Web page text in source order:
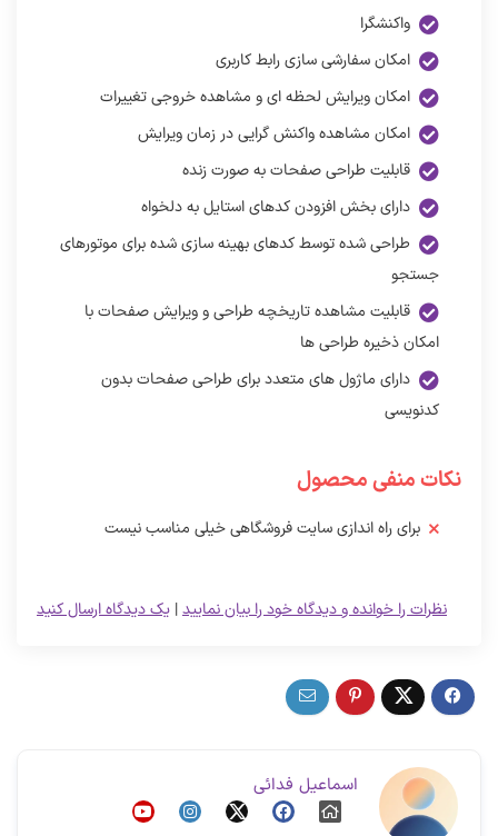
واکنشگرا
امکان سفارشی سازی رابط کاربری
امکان ویرایش لحظه ای و مشاهده خروجی تغییرات
امکان مشاهده واکنش گرایی در زمان ویرایش
قابلیت طراحی صفحات به صورت زنده
دارای بخش افزودن کدهای استایل به دلخواه
طراحی شده توسط کدهای بهینه سازی شده برای موتورهای
جستجو
قابلیت مشاهده تاریخچه طراحی و ویرایش صفحات با
امکان ذخیره طراحی ها
دارای ماژول های متعدد برای طراحی صفحات بدون
کدنویسی
نکات منفی محصول
برای راه اندازی سایت فروشگاهی خیلی مناسب نیست
یک دیدگاه ارسال کنید |نظرات را خوانده و دیدگاه خود را بیان نمایید
اسماعیل فدائی